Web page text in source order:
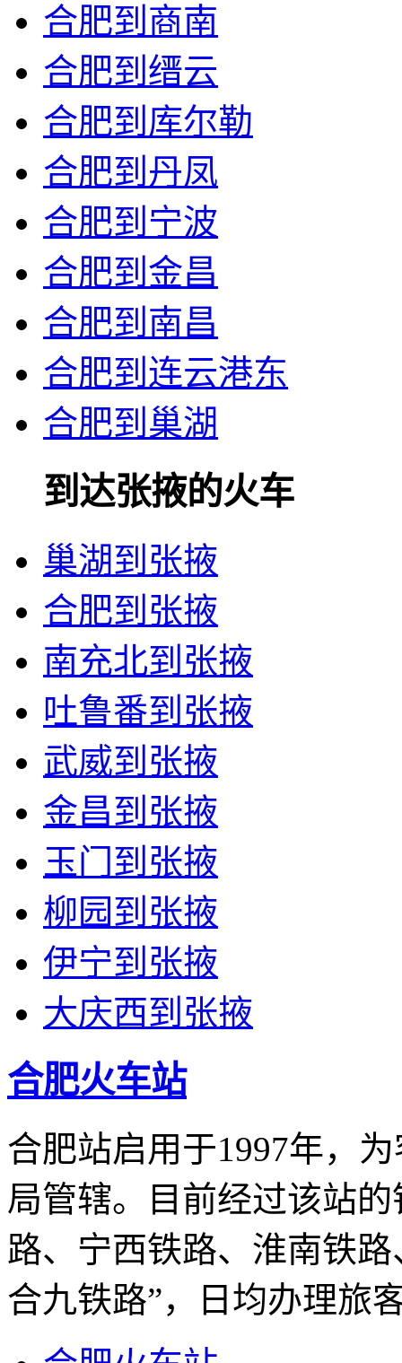
合肥到商南
合肥到缙云
合肥到库尔勒
合肥到丹凤
合肥到宁波
合肥到金昌
合肥到南昌
合肥到连云港东
合肥到巢湖
到达张掖的火车
巢湖到张掖
合肥到张掖
南充北到张掖
吐鲁番到张掖
武威到张掖
金昌到张掖
玉门到张掖
柳园到张掖
伊宁到张掖
大庆西到张掖
合肥火车站
合肥站启用于1997年，
局管辖。目前经过该站
路、宁西铁路、淮南铁
合九铁路”，日均办理旅